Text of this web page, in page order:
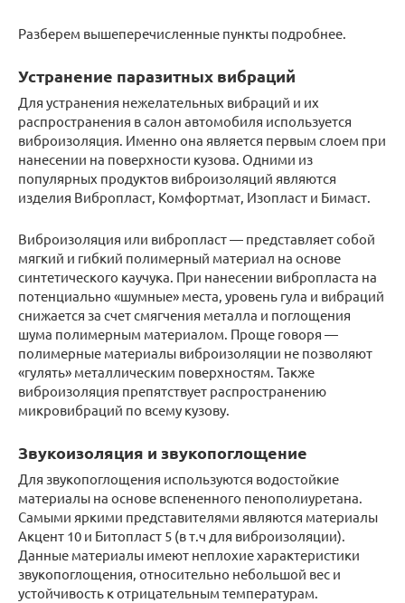
Разберем вышеперечисленные пункты подробнее.
Устранение паразитных вибраций
Для устранения нежелательных вибраций и их
распространения в салон автомобиля используется
виброизоляция. Именно она является первым слоем при
нанесении на поверхности кузова. Одними из
популярных продуктов виброизоляций являются
изделия Вибропласт, Комфортмат, Изопласт и Бимаст.
Виброизоляция или вибропласт — представляет собой
мягкий и гибкий полимерный материал на основе
синтетического каучука. При нанесении вибропласта на
потенциально «шумные» места, уровень гула и вибраций
снижается за счет смягчения металла и поглощения
шума полимерным материалом. Проще говоря —
полимерные материалы виброизоляции не позволяют
«гулять» металлическим поверхностям. Также
виброизоляция препятствует распространению
микровибраций по всему кузову.
Звукоизоляция и звукопоглощение
Для звукопоглощения используются водостойкие
материалы на основе вспененного пенополиуретана.
Самыми яркими представителями являются материалы
Акцент 10 и Битопласт 5 (в т.ч для виброизоляции).
Данные материалы имеют неплохие характеристики
звукопоглощения, относительно небольшой вес и
устойчивость к отрицательным температурам.